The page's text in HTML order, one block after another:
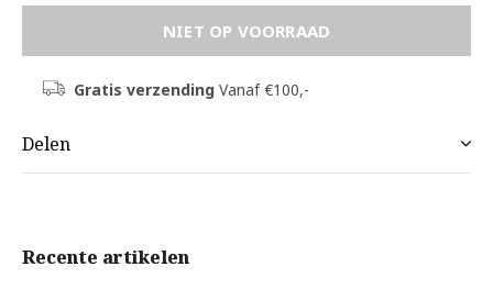
NIET OP VOORRAAD
Gratis verzendingVanaf €100,-
Delen
Recente artikelen